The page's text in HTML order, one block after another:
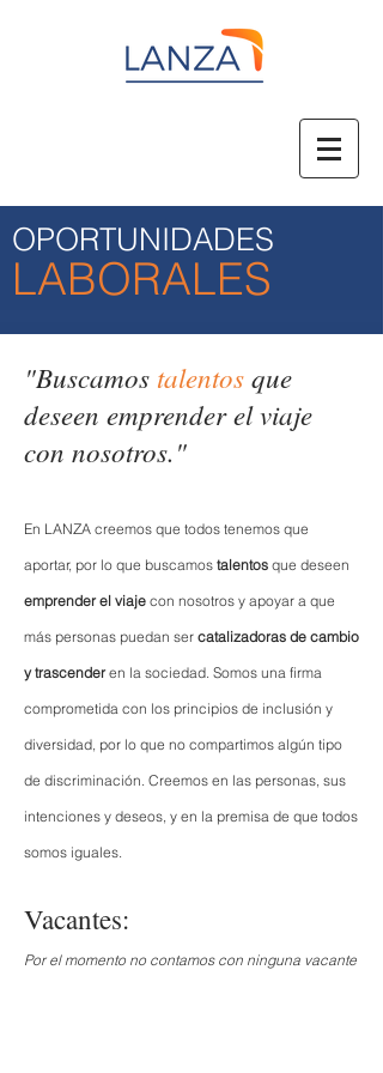
OPORTUNIDADES
LABORALES
"Buscamos talentosque
deseen emprender el viaje
con nosotros."
En LANZA creemos que todos tenemos que
aportar, por lo que buscamos talentos que deseen
emprender el viaje con nosotros y apoyar a que
más personas puedan ser catalizadoras de cambio
y trascenderen la sociedad. Somos una firma
comprometida con los principios de inclusión y
diversidad, por lo que no compartimos algún tipo
de discriminación. Creemos en las personas, sus
intenciones y deseos, y en la premisa de que todos
somos iguales.
Vacantes:
Por el momento no contamos con ninguna vacante